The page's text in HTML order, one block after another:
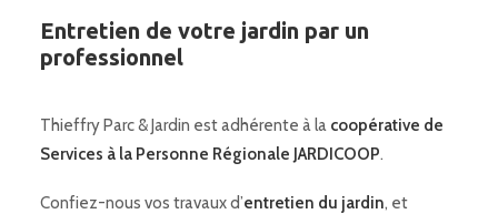
Entretien de votre jardin par un
professionnel
Thieffry Parc & Jardin est adhérente à la coopérative de
Services à la Personne Régionale JARDICOOP.
Confiez-nous vos travaux d’entretien du jardin, et